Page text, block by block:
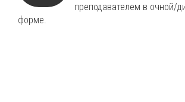
преподавателем в очной/
форме.